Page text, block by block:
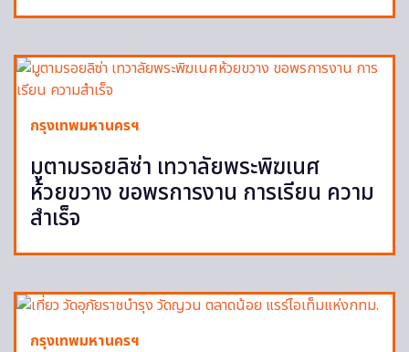
กรุงเทพมหานครฯ
มูตามรอยลิซ่า เทวาลัยพระพิฆเนศ
ห้วยขวาง ขอพรการงาน การเรียน ความ
สำเร็จ
กรุงเทพมหานครฯ